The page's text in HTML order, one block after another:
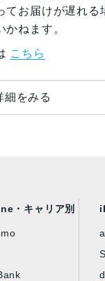
てお届けが遅れる
ねます。
こちら
細をみる
・キャリア別